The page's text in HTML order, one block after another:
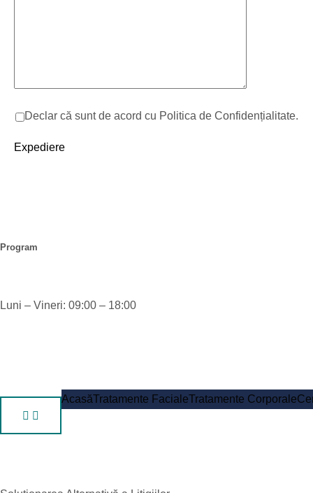
Declar că sunt de acord cu Politica de Confidențialitate.
Program
Luni – Vineri: 09:00 – 18:00
AcasăTratamente FacialeTratamente Corporale